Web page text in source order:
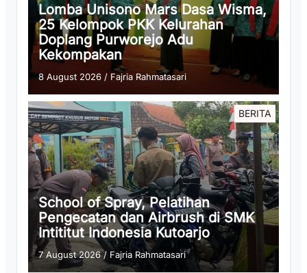
Lomba Unisono Mars Dasa Wisma,
25 Kelompok PKK Kelurahan
Doplang Purworejo Adu
Kekompakan
8 August 2026 / Fajria Rahmatasari
BERITA
School of Spray, Pelatihan
Pengecatan dan Airbrush di SMK
Intititut Indonesia Kutoarjo
7 August 2026/ Fajria Rahmatasari